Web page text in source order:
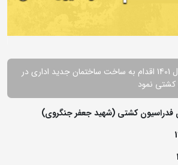
فدراسیون کشتی در سال 1401 اقدام به ساخت ساختمان جدید اداری در
کشتی نمود
فدراسیون کشتی (شهید جعفر جنگروی)